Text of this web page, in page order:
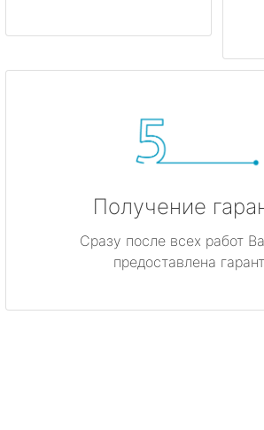
Получение
Сразу после всех работ
предоставлена